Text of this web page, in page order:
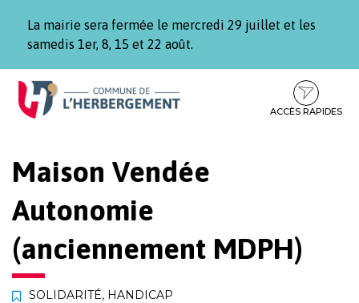
La mairie sera fermée le mercredi 29 juillet et les
samedis 1er, 8, 15 et 22 août.
Aller
Aller
contenu
Aller
pied
ACCÈS RAPIDES
Maison Vendée
Autonomie
(anciennement MDPH)
SOLIDARITÉ, HANDICAP